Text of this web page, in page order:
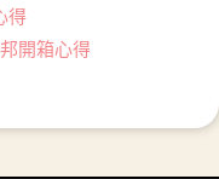
得
開箱心得